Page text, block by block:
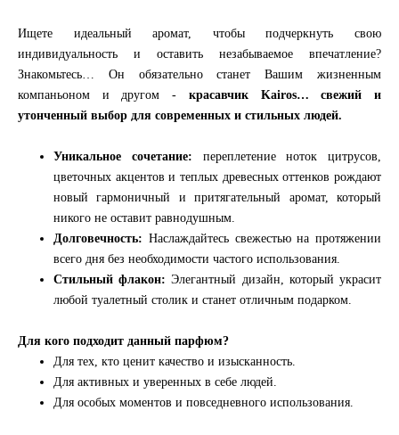
Ищете идеальный аромат, чтобы подчеркнуть свою
индивидуальность и оставить незабываемое впечатление?
Знакомьтесь… Он обязательно станет Вашим жизненным
компаньоном и другом - красавчик Kairоs… свежий и
утонченный выбор для современных и стильных людей.
Уникальное сочетание: переплетение ноток цитрусов,
цветочных акцентов и теплых древесных оттенков рождают
новый гармоничный и притягательный аромат, который
никого не оставит равнодушным.
Долговечность: Наслаждайтесь свежестью на протяжении
всего дня без необходимости частого использования.
Стильный флакон: Элегантный дизайн, который украсит
любой туалетный столик и станет отличным подарком.
Для кого подходит данный парфюм?
Для тех, кто ценит качество и изысканность.
Для активных и уверенных в себе людей.
Для особых моментов и повседневного использования.